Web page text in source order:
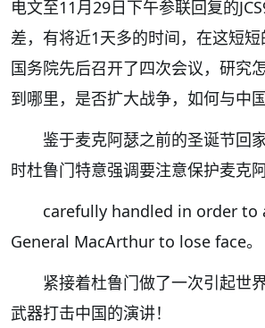
电文至11月29日下午参联回复的
差，有将近1天多的时间，在这短
国务院先后召开了四次会议，研究
到哪里，是否扩大战争，如何与中
鉴于麦克阿瑟之前的圣诞节回
时杜鲁门特意强调要注意保护麦克
carefully handled in order to
General MacArthur to lose face。
紧接着杜鲁门做了一次引起世
武器打击中国的演讲！